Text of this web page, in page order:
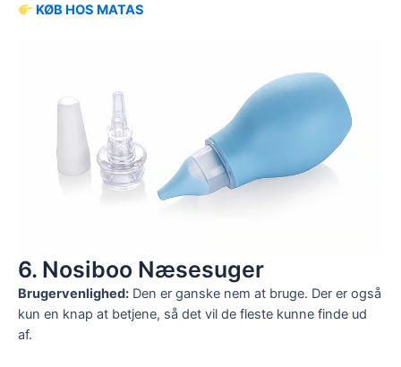
KØB HOS MATAS
6. Nosiboo Næsesuger
Brugervenlighed: Den er ganske nem at bruge. Der er også
kun en knap at betjene, så det vil de fleste kunne finde ud
af.